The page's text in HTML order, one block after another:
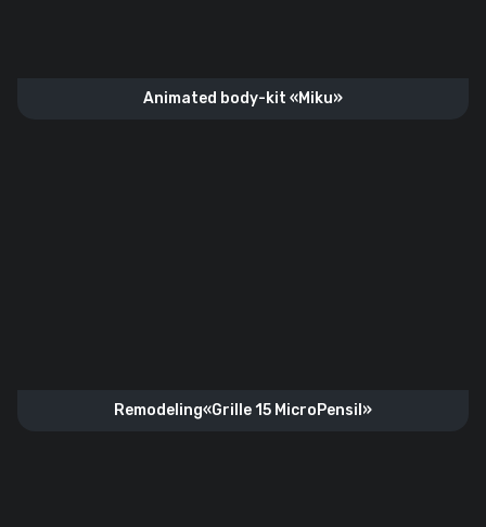
Animated body-kit «Miku»
Remodeling«Grille 15 MicroPensil»